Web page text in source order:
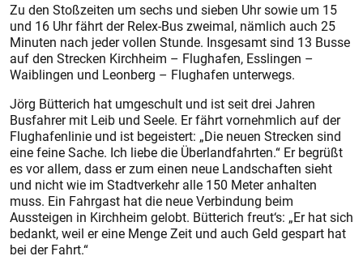
Zu den Stoßzeiten um sechs und sieben Uhr sowie um 15
und 16 Uhr fährt der Relex-Bus zweimal, nämlich auch 25
Minuten nach jeder vollen Stunde. Insgesamt sind 13 Busse
auf den Strecken Kirchheim – Flughafen, Esslingen –
Waiblingen und Leonberg – Flughafen unterwegs.
Jörg Bütterich hat umgeschult und ist seit drei Jahren
Busfahrer mit Leib und Seele. Er fährt vornehmlich auf der
Flughafenlinie und ist begeistert: „Die neuen Strecken sind
eine feine Sache. Ich liebe die Überlandfahrten.“ Er begrüßt
es vor allem, dass er zum einen neue Landschaften sieht
und nicht wie im Stadtverkehr alle 150 Meter anhalten
muss. Ein Fahrgast hat die neue Verbindung beim
Aussteigen in Kirchheim gelobt. Bütterich freut‘s: „Er hat sich
bedankt, weil er eine Menge Zeit und auch Geld gespart hat
bei der Fahrt.“